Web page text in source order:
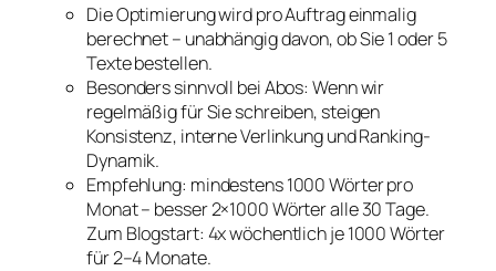
Die Optimierung wird pro Auftrag einmalig
berechnet – unabhängig davon, ob Sie 1 oder 5
Texte bestellen.
Besonders sinnvoll bei Abos: Wenn wir
regelmäßig für Sie schreiben, steigen
Konsistenz, interne Verlinkung und Ranking-
Dynamik.
Empfehlung: mindestens 1000 Wörter pro
Monat – besser 2×1000 Wörter alle 30 Tage.
Zum Blogstart: 4x wöchentlich je 1000 Wörter
für 2–4 Monate.